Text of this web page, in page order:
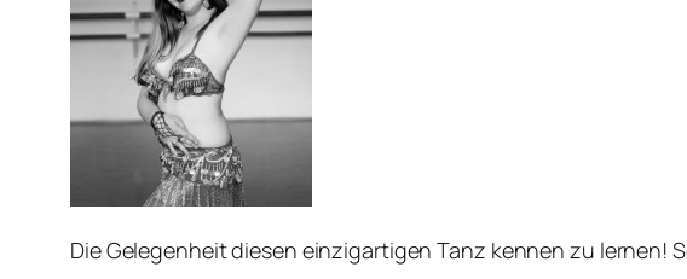
Die Gelegenheit diesen einzigartigen Tanz kennen zu lernen!